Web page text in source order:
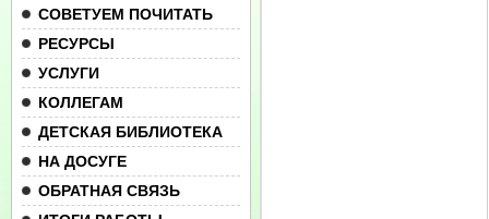
СОВЕТУЕМ ПОЧИТАТЬ
РЕСУРСЫ
УСЛУГИ
КОЛЛЕГАМ
ДЕТСКАЯ БИБЛИОТЕКА
НА ДОСУГЕ
ОБРАТНАЯ СВЯЗЬ